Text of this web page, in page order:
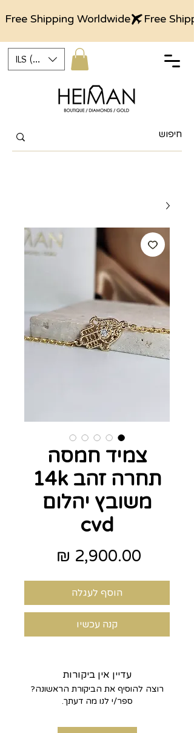
Free Shipping Worldwide
ILS (₪)
צמיד חמסה
תחרה זהב 14k
משובץ יהלום
cvd
הוסף לעגלה
קנה עכשיו
עדיין אין ביקורות
רוצה להוסיף את הביקורת הראשונה?
ספר/י לנו מה דעתך.